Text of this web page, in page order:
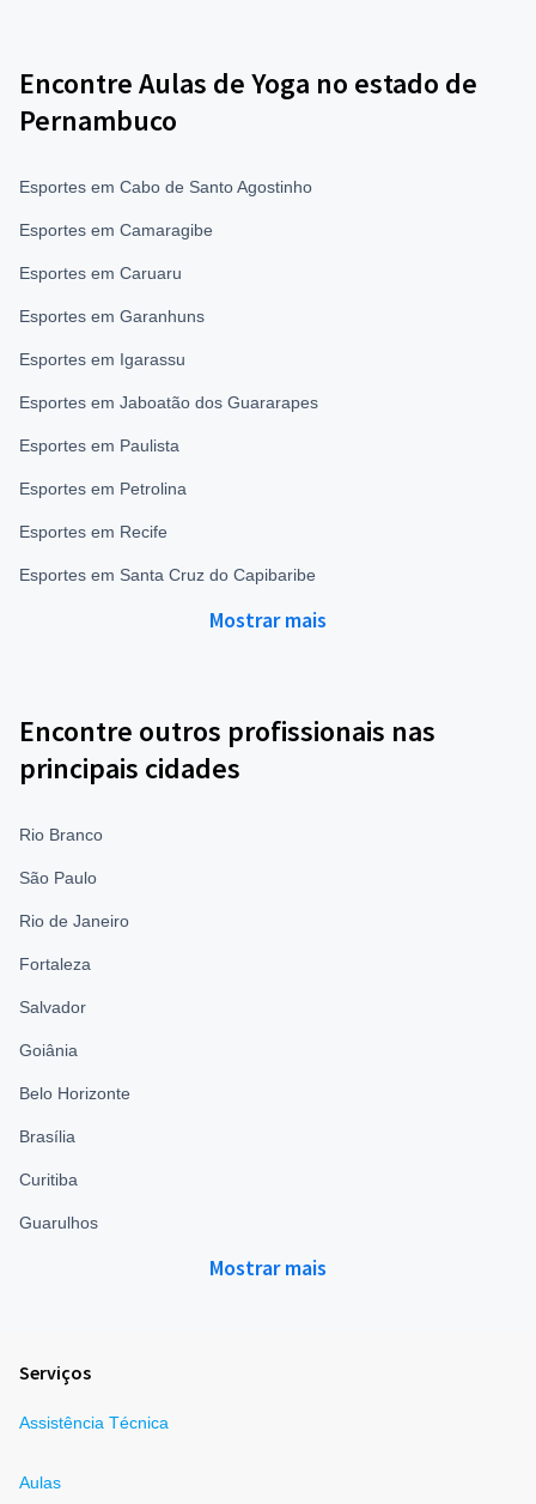
Encontre Aulas de Yoga no estado de
Pernambuco
Esportes em Cabo de Santo Agostinho
Esportes em Camaragibe
Esportes em Caruaru
Esportes em Garanhuns
Esportes em Igarassu
Esportes em Jaboatão dos Guararapes
Esportes em Paulista
Esportes em Petrolina
Esportes em Recife
Esportes em Santa Cruz do Capibaribe
Mostrar mais
Encontre outros profissionais nas
principais cidades
Rio Branco
São Paulo
Rio de Janeiro
Fortaleza
Salvador
Goiânia
Belo Horizonte
Brasília
Curitiba
Guarulhos
Mostrar mais
Serviços
Assistência Técnica
Aulas